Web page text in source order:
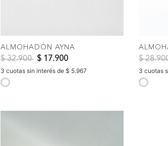
ALMOHADÓN AYNA
Precio reducido de
$ 32.900a$ 17.900
3 cuotas sin interés de $ 5.967
Precio
$
3 cuotas